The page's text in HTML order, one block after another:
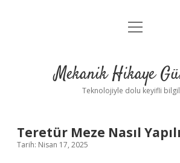
Anasayfa
Yasal Uyarı
menüyü
Mekanik Hikaye
Teknolojiyle dolu keyifli
Teretür Meze Nasıl
Tarih: Nisan 17, 2025